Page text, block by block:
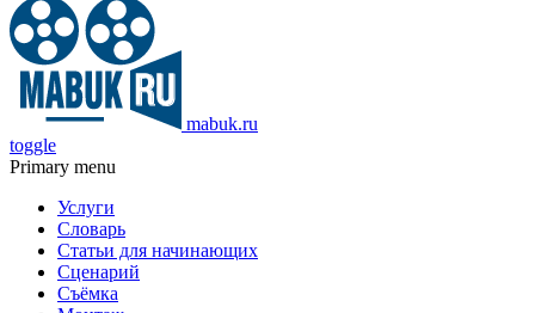
mabuk.ru
toggle
Primary menu
Услуги
Словарь
Статьи для начинающих
Сценарий
Съёмка